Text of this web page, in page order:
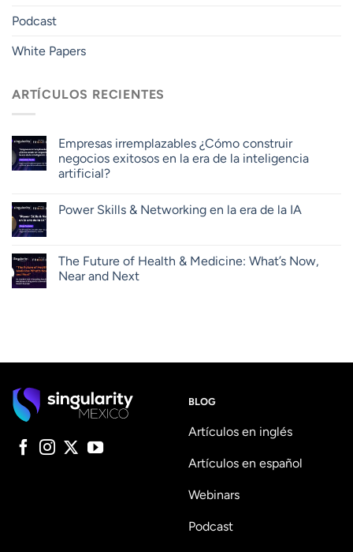
Podcast
White Papers
ARTÍCULOS RECIENTES
Empresas irremplazables ¿Cómo construir
negocios exitosos en la era de la inteligencia
artificial?
Power Skills & Networking en la era de la IA
The Future of Health & Medicine: What’s Now,
Near and Next
BLOG
Artículos en inglés
Artículos en español
Webinars
Podcast